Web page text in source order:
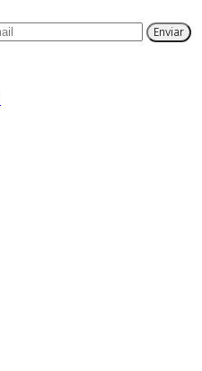
Enviar